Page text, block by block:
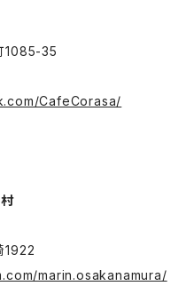
1085-35
CafeCorasa/
1922
marin.osakanamura/